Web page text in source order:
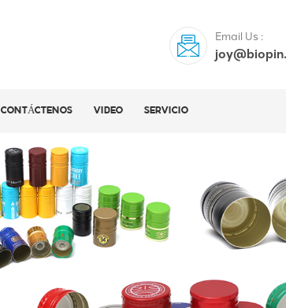
Email Us :
CONTÁCTENOS VIDEO SERVICIO